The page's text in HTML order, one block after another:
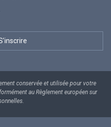
conservée et utilisée pour votre
au Règlement européen sur